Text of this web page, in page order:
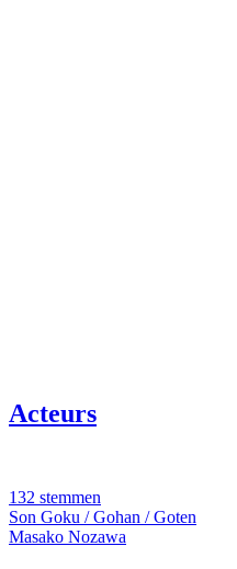
Acteurs
132 stemmen
Son Goku / Gohan / Goten
Masako Nozawa